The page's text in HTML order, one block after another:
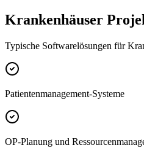
Krankenhäuser
Typische Softwarelösungen für
Patientenmanagement-Systeme
OP-Planung und